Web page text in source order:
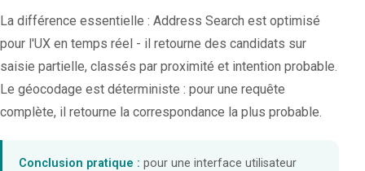
La différence essentielle : Address Search est optimisé
pour l'UX en temps réel - il retourne des candidats sur
saisie partielle, classés par proximité et intention probable.
Le géocodage est déterministe : pour une requête
complète, il retourne la correspondance la plus probable.
Conclusion pratique : pour une interface utilisateur